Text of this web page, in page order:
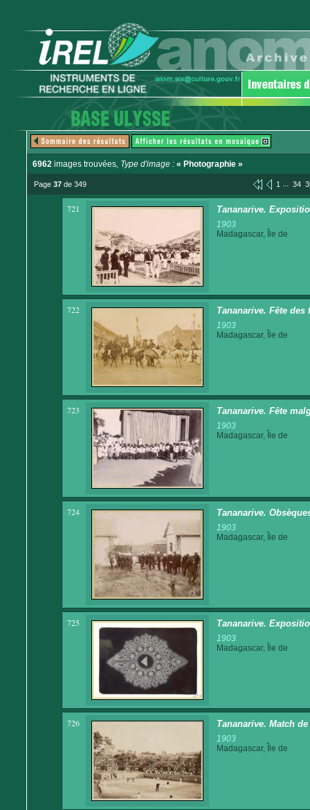
6962 images trouvées, Type d'image : « Photographie »
Page 37 de 349 1 ... 34
721 Tananarive.
1903
Madagascar, Île de
722 Tananarive. Fête des
1903
Madagascar, Île de
723 Tananarive. Fête
1903
Madagascar, Île de
724 Tananarive.
1903
Madagascar, Île de
725 Tananarive.
1903
Madagascar, Île de
726 Tananarive. Match
1903
Madagascar, Île de